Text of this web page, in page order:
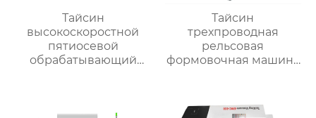
Тайсин
высокоскоростной
пятиосевой
обрабатывающий
Тайсин
трехпроводная
рельсовая
формовочная машина